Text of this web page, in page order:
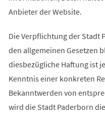
Anbieter der Website.
Die Verpflichtung der Stadt
den allgemeinen Gesetzen
diesbezügliche Haftung ist
Kenntnis einer konkreten
Bekanntwerden von
wird die Stadt Paderborn